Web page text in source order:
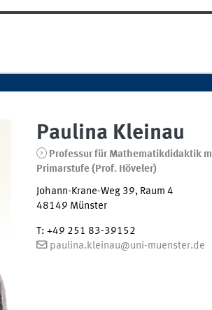
Paulina Kleinau
Professur für Mathematikdidaktik
Primarstufe (Prof. Höveler)
Johann-Krane-Weg 39, Raum 4
48149 Münster
T: +49 251 83-39152
paulina.kleinau@uni-muenster.de